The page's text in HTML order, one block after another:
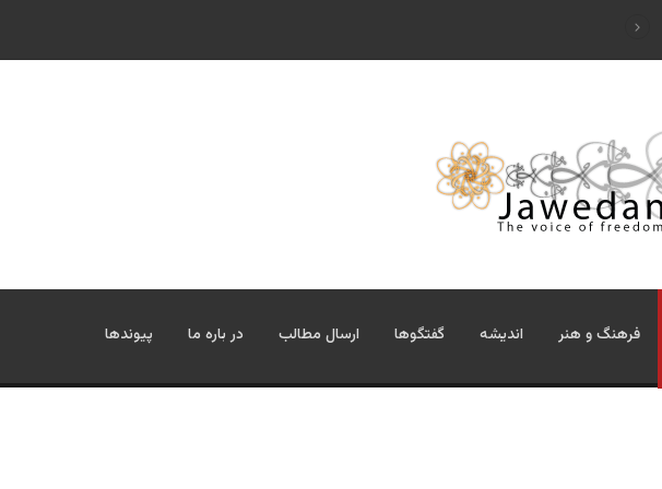
«آینده فدراسیون روسیه پس از پوتین؛ تحلیل یک سناریوی محتمل»
فرهنگ و هنر اندیشه گفتگوها ارسال مطالب در باره ما پیوندها